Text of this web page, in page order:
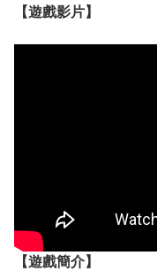
【遊戲影片】
【遊戲簡介】